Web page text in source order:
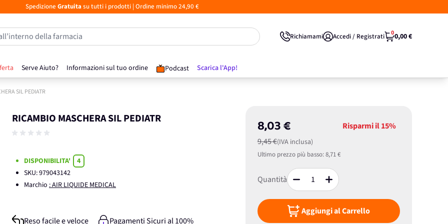
Spedizione Gratuita su tutti i prodotti| Ordine minimo 24,90 €
Serve Aiuto? Informazioni sul tuo ordine Podcast Scarica l'App!
della farmacia Richiamami Accedi / Registrati 00,00 €
SIL PEDIATR
RICAMBIO MASCHERA SIL PEDIATR 8,03 €
9,45 €(IVA inclusa)
Risparmi il15%
Ultimo prezzo più basso:8,71 €
Quantità
Aggiungi al Carrello
DISPONIBILITA'
4
SKU:979043142
Marchio : AIR LIQUIDE MEDICAL
Reso facile e veloce
Pagamenti Sicuri al 100%